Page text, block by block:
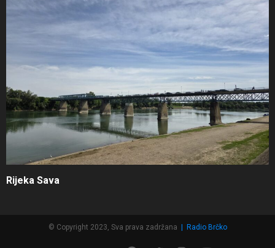
Rijeka Sava
© Copyright 2023, Sva prava zadržana Radio Brčko